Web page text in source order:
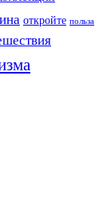
откройте польза